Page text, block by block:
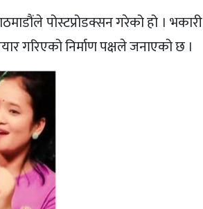
पोस्टप्रोडक्सन गरेको हो । भकारी
गरिएको निर्माण पक्षले जनाएको छ ।